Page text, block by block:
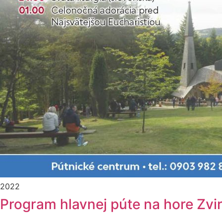
2022
Program hlavnej púte na hore Zvir